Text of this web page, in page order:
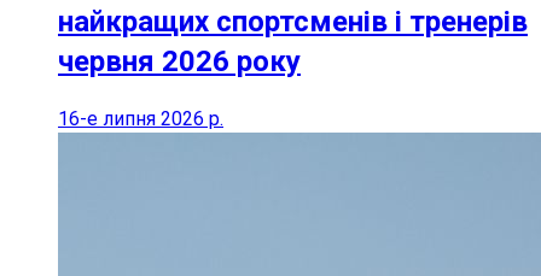
найкращих спортсменів і тренерів
червня 2026 року
16-е липня 2026 р.